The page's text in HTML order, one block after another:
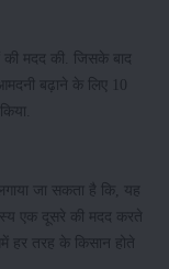
की मदद की. जिसके बाद
बढ़ाने के लिए 10
जा सकता है कि, यह
एक दूसरे की मदद करते
हर तरह के किसान होते